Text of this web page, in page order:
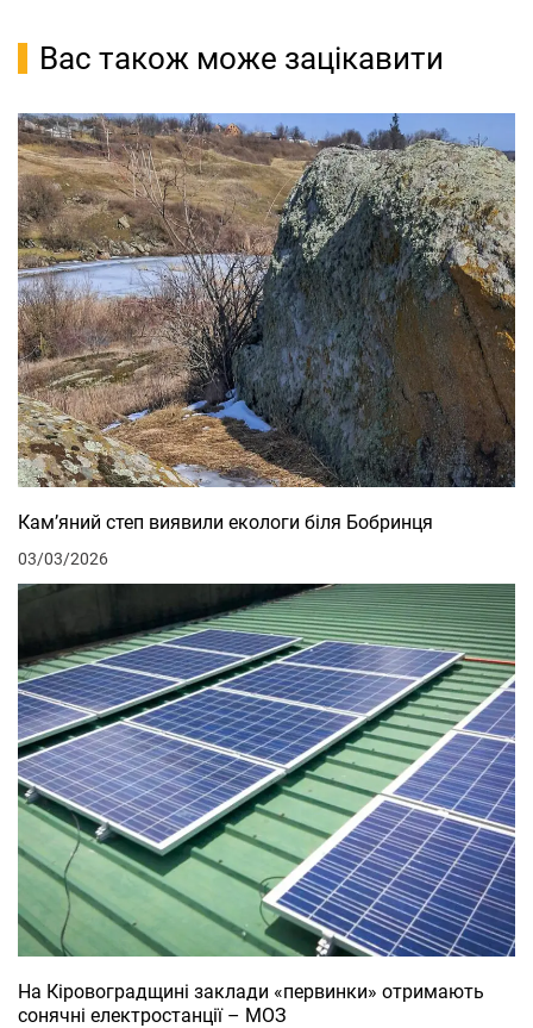
Вас також може зацікавити
Кам’яний степ виявили екологи біля Бобринця
03/03/2026
На Кіровоградщині заклади «первинки» отримають
сонячні електростанції – МОЗ